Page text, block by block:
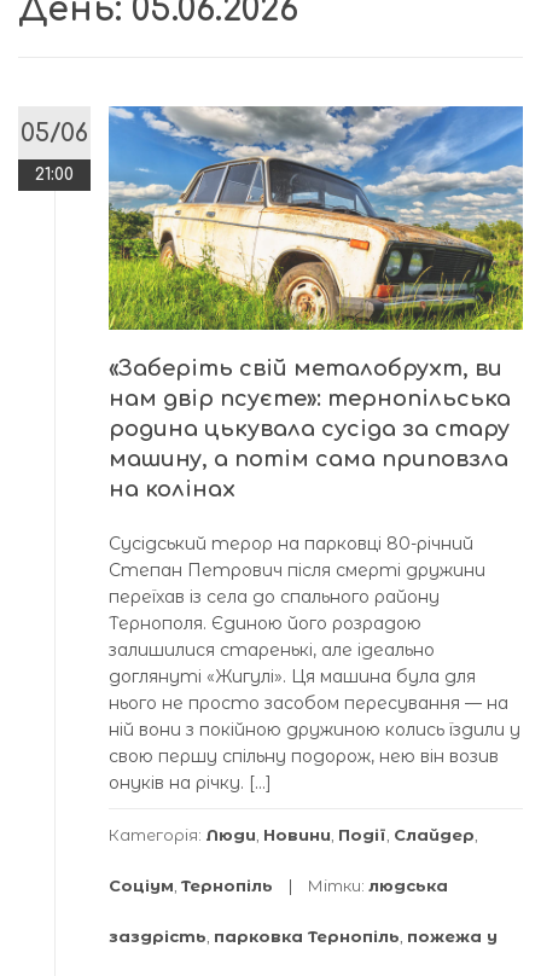
День: 05.06.2026
05/06
21:00
«Заберіть свій металобрухт, ви
нам двір псуєте»: тернопільська
родина цькувала сусіда за стару
машину, а потім сама приповзла
на колінах
Сусідський терор на парковці 80-річний
Степан Петрович після смерті дружини
переїхав із села до спального району
Тернополя. Єдиною його розрадою
залишилися старенькі, але ідеально
доглянуті «Жигулі». Ця машина була для
нього не просто засобом пересування — на
ній вони з покійною дружиною колись їздили у
свою першу спільну подорож, нею він возив
онуків на річку. […]
Категорія: Люди, Новини, Події, Слайдер,
Соціум, Тернопіль Мітки: людська
заздрість, парковка Тернопіль, пожежа у